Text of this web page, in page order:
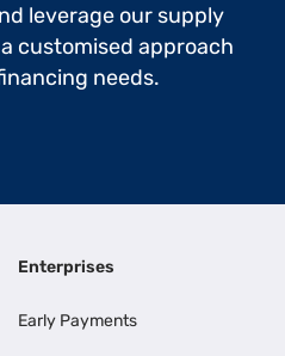
leverage our supply
customised approach
needs.
Enterprises
Early Payments